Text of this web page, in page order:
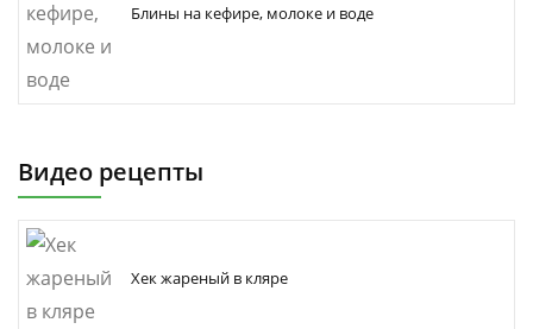
Блины на кефире, молоке и воде
Видео рецепты
Хек жареный в кляре